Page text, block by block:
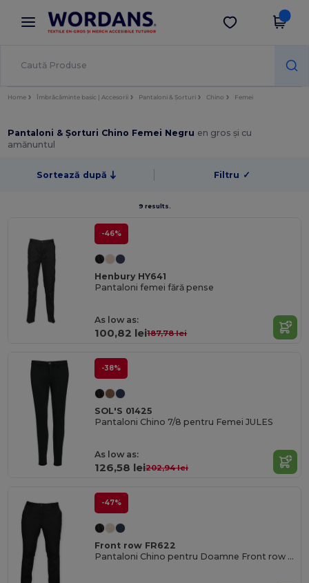
× Aplicația Wordans
Prețuri mai bune în aplicație!
Descarcă app
Home Îmbrăcăminte basic | Accesorii Pantaloni & Șorturi Chino Femei
Pantaloni & Șorturi Chino Femei Negru en gros și cu
amănuntul
Sortează după Filtru ✓
9 results.
-46%
Henbury HY641
Pantaloni femei fără pense
As low as:
100,82 lei187,78 lei
-38%
SOL'S 01425
Pantaloni Chino 7/8 pentru Femei JULES
As low as:
126,58 lei202,94 lei
-47%
Front row FR622
Pantaloni Chino pentru Doamne Front row Stretch